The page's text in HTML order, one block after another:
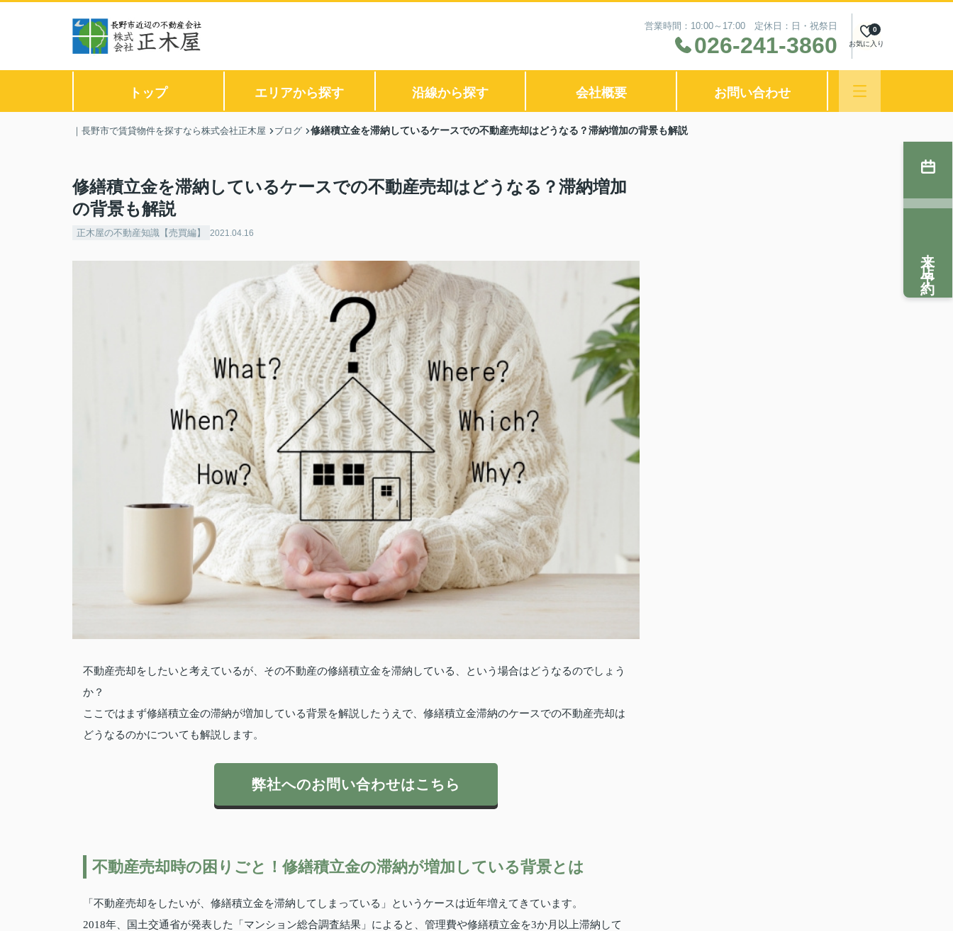
営業時間：10:00～17:00 定休日：日・祝祭日
026-241-3860 お気に入り
0
トップ エリアから探す 沿線から探す 会社概要 お問い合わせ
｜長野市で賃貸物件を探すなら株式会社正木屋 ブログ 修繕積立金を滞納しているケースでの不動産売却はどうなる？滞納増加の背景も解説
修繕積立金を滞納しているケースでの不動産売却はどうなる？滞納増加
の背景も解説
正木屋の不動産知識【売買編】 2021.04.16
不動産売却をしたいと考えているが、その不動産の修繕積立金を滞納している、という場合はどうなるのでしょう
か？
ここではまず修繕積立金の滞納が増加している背景を解説したうえで、修繕積立金滞納のケースでの不動産売却は
どうなるのかについても解説します。
弊社へのお問い合わせはこちら
不動産売却時の困りごと！修繕積立金の滞納が増加している背景とは
「不動産売却をしたいが、修繕積立金を滞納してしまっている」というケースは近年増えてきています。
2018年、国土交通省が発表した「マンション総合調査結果」によると、管理費や修繕積立金を3か月以上滞納して
来店予約